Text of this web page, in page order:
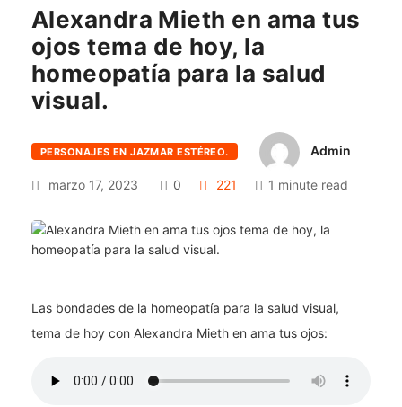
Alexandra Mieth en ama tus
ojos tema de hoy, la
homeopatía para la salud
visual.
PERSONAJES EN JAZMAR ESTÉREO. Admin
marzo 17, 2023 0 221 1 minute read
Las bondades de la homeopatía para la salud visual,
tema de hoy con Alexandra Mieth en ama tus ojos: